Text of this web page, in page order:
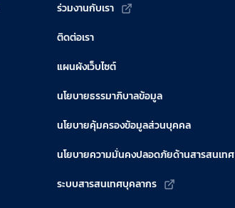
ร่วมงานกับเรา
ติดต่อเรา
แผนผังเว็บไซต์
นโยบายธรรมาภิบาลข้อมูล
นโยบายคุ้มครองข้อมูลส่วนบุคคล
นโยบายความมั่นคงปลอดภัยด้านสารสนเทศ
ระบบสารสนเทศบุคลากร